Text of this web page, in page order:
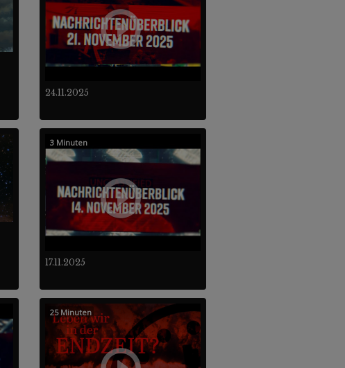
24.11.2025
17.11.2025
3 Minuten
25 Minuten